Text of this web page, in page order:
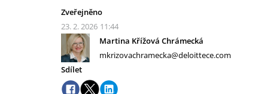
Zveřejněno
23. 2. 2026 11:44
Martina Křížová Chrámecká
mkrizovachramecka@deloittece.com
Sdílet